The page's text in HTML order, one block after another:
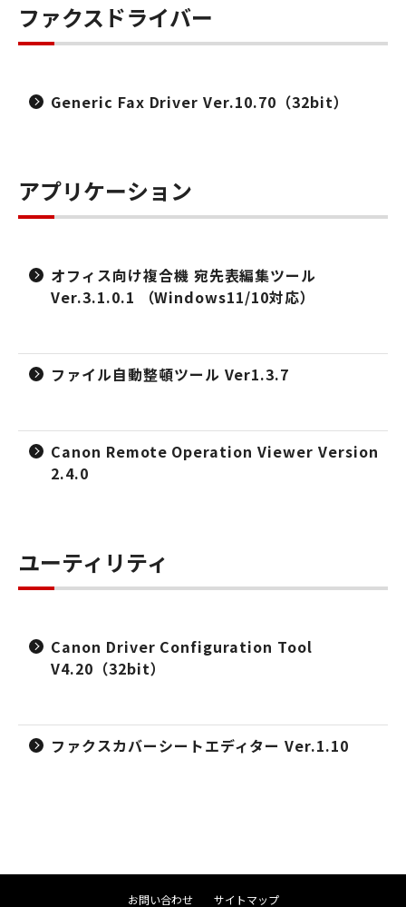
ファクスドライバー
Generic Fax Driver Ver.10.70（32bit）
アプリケーション
オフィス向け複合機 宛先表編集ツール
Ver.3.1.0.1 （Windows11/10対応）
ファイル自動整頓ツール Ver1.3.7
Canon Remote Operation Viewer Version
2.4.0
ユーティリティ
Canon Driver Configuration Tool
V4.20（32bit）
ファクスカバーシートエディター Ver.1.10
お問い合わせ サイトマップ